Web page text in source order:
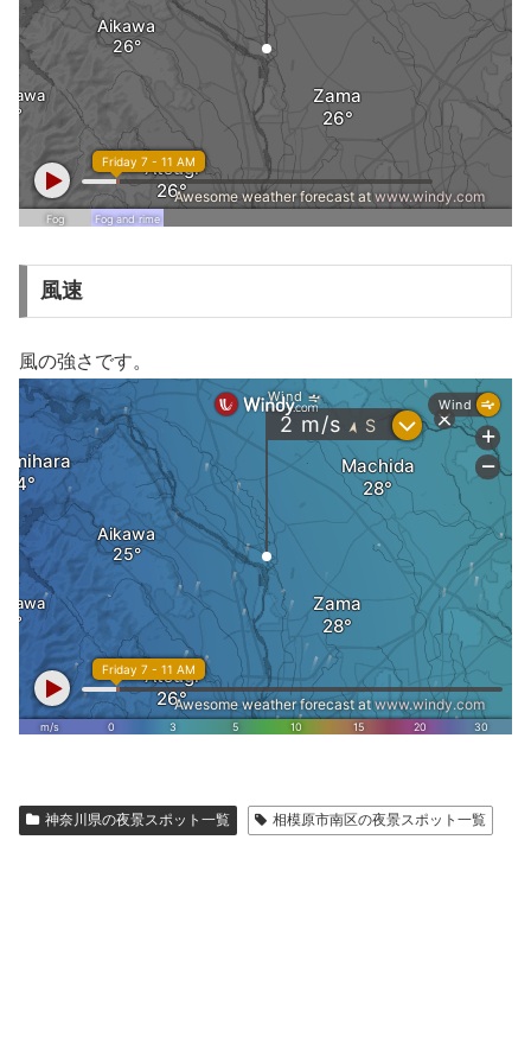
風速
風の強さです。
神奈川県の夜景スポット一覧 相模原市南区の夜景スポット一覧